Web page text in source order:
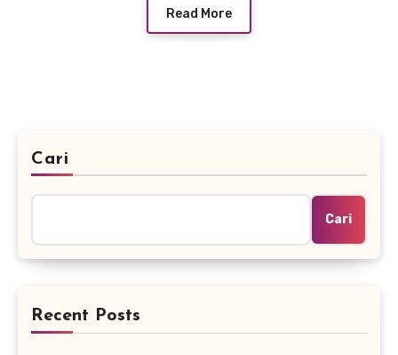
Read More
Cari
Cari
Recent Posts